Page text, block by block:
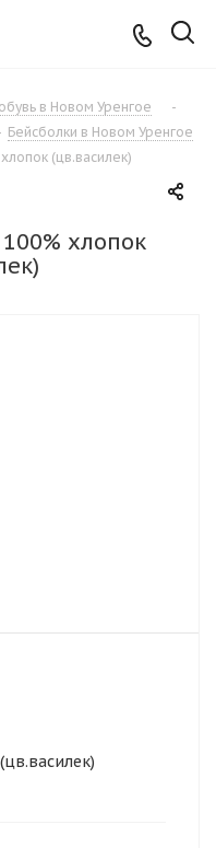
в Новом Уренгое
-
Бейсболки в Новом Уренгое
(цв.василек)
хлопок